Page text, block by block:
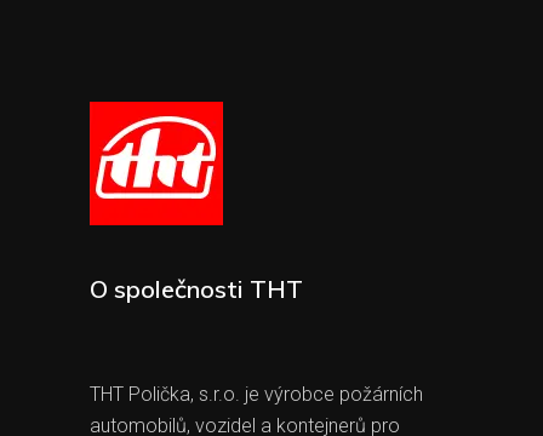
O společnosti THT
THT Polička, s.r.o. je výrobce požárních
automobilů, vozidel a kontejnerů pro